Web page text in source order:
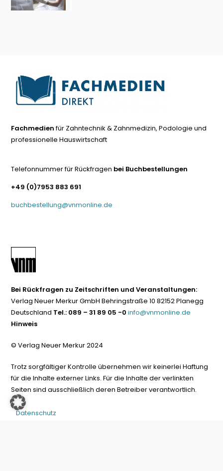
Fachmedienfür Zahntechnik & Zahnmedizin, Podologie und
professionelle Hauswirtschaft
Telefonnummer für Rückfragen bei Buchbestellungen
+49 (0)7953 883 691
buchbestellung@vnmonline.de
Bei Rückfragen zu Zeitschriften und Veranstaltungen:
Verlag Neuer Merkur GmbH Behringstraße 10 82152 Planegg
Deutschland Tel.: 089 – 31 89 05 -0 info@vnmonline.de
Hinweis
© Verlag Neuer Merkur 2024
Trotz sorgfältiger Kontrolle übernehmen wir keinerlei Haftung
für die Inhalte externer Links. Für die Inhalte der verlinkten
Seiten sind ausschließlich deren Betreiber verantwortlich.
Datenschutz